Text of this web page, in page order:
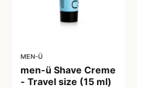
MEN-Ü
men-ü Shave Creme
- Travel size (15 ml)